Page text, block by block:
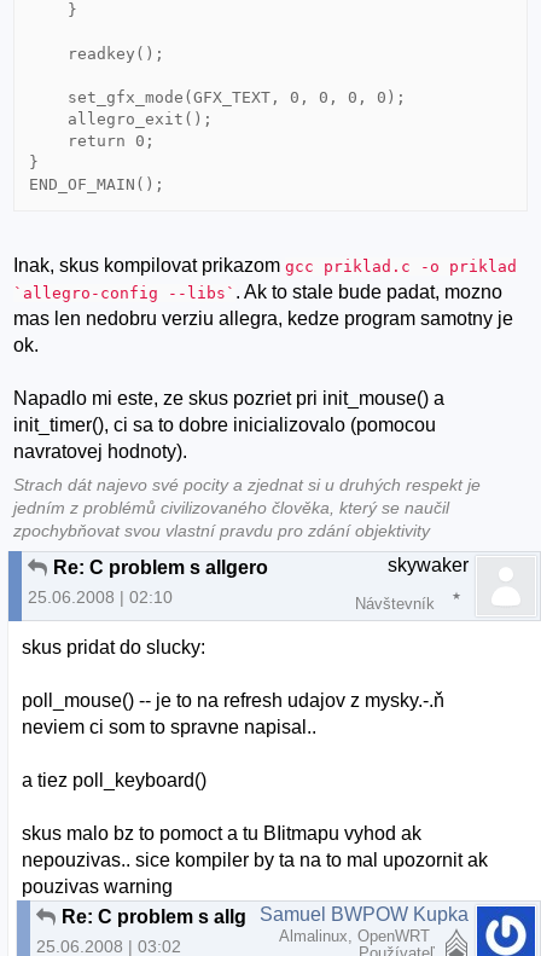
    }
    readkey();
    set_gfx_mode(GFX_TEXT, 0, 0, 0, 0);
    allegro_exit();
    return 0;
}
Inak, skus kompilovat prikazomgcc priklad.c -o priklad
`allegro-config --libs` . Ak to stale bude padat, mozno
mas len nedobru verziu allegra, kedze program samotny je
ok.
Napadlo mi este, ze skus pozriet pri init_mouse() a
init_timer(), ci sa to dobre inicializovalo (pomocou
navratovej hodnoty).
Strach dát najevo své pocity a zjednat si u druhých respekt je
jedním z problémů civilizovaného člověka, který se naučil
zpochybňovat svou vlastní pravdu pro zdání objektivity
Re: C problem s allgero
25.06.2008 | 02:10
skywaker
Návštevník
skus pridat do slucky:
poll_mouse() -- je to na refresh udajov z mysky.-.ň
neviem ci som to spravne napisal..
a tiez poll_keyboard()
skus malo bz to pomoct a tu BIitmapu vyhod ak
nepouzivas.. sice kompiler by ta na to mal upozornit ak
pouzivas warning
Re: C problem s allgero
25.06.2008 | 03:02
Samuel BWPOW Kupka
Almalinux, OpenWRT